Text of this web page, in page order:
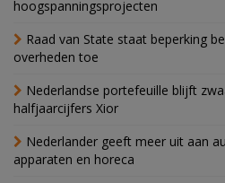
hoogspanningsprojecten
Raad van State staat beperking
overheden toe
Nederlandse portefeuille blijft
halfjaarcijfers Xior
Nederlander geeft meer uit aan
apparaten en horeca